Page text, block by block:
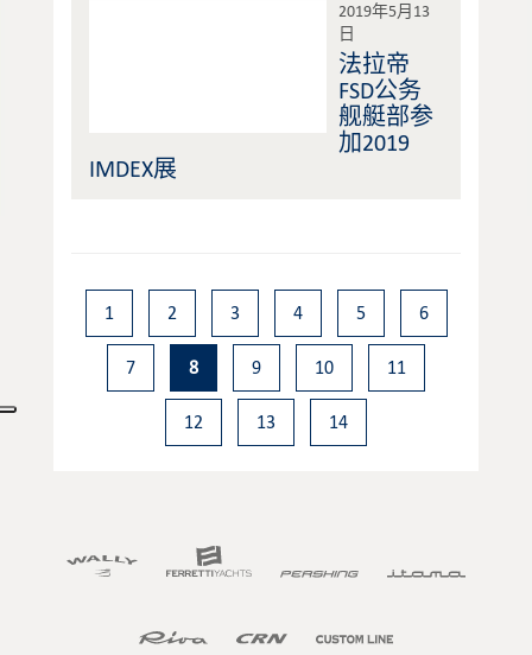
2019年5月13
日
法拉帝
FSD公务
舰艇部参
加2019
IMDEX展
1 2 3 4 5 6
7 8 9 10 11
12 13 14